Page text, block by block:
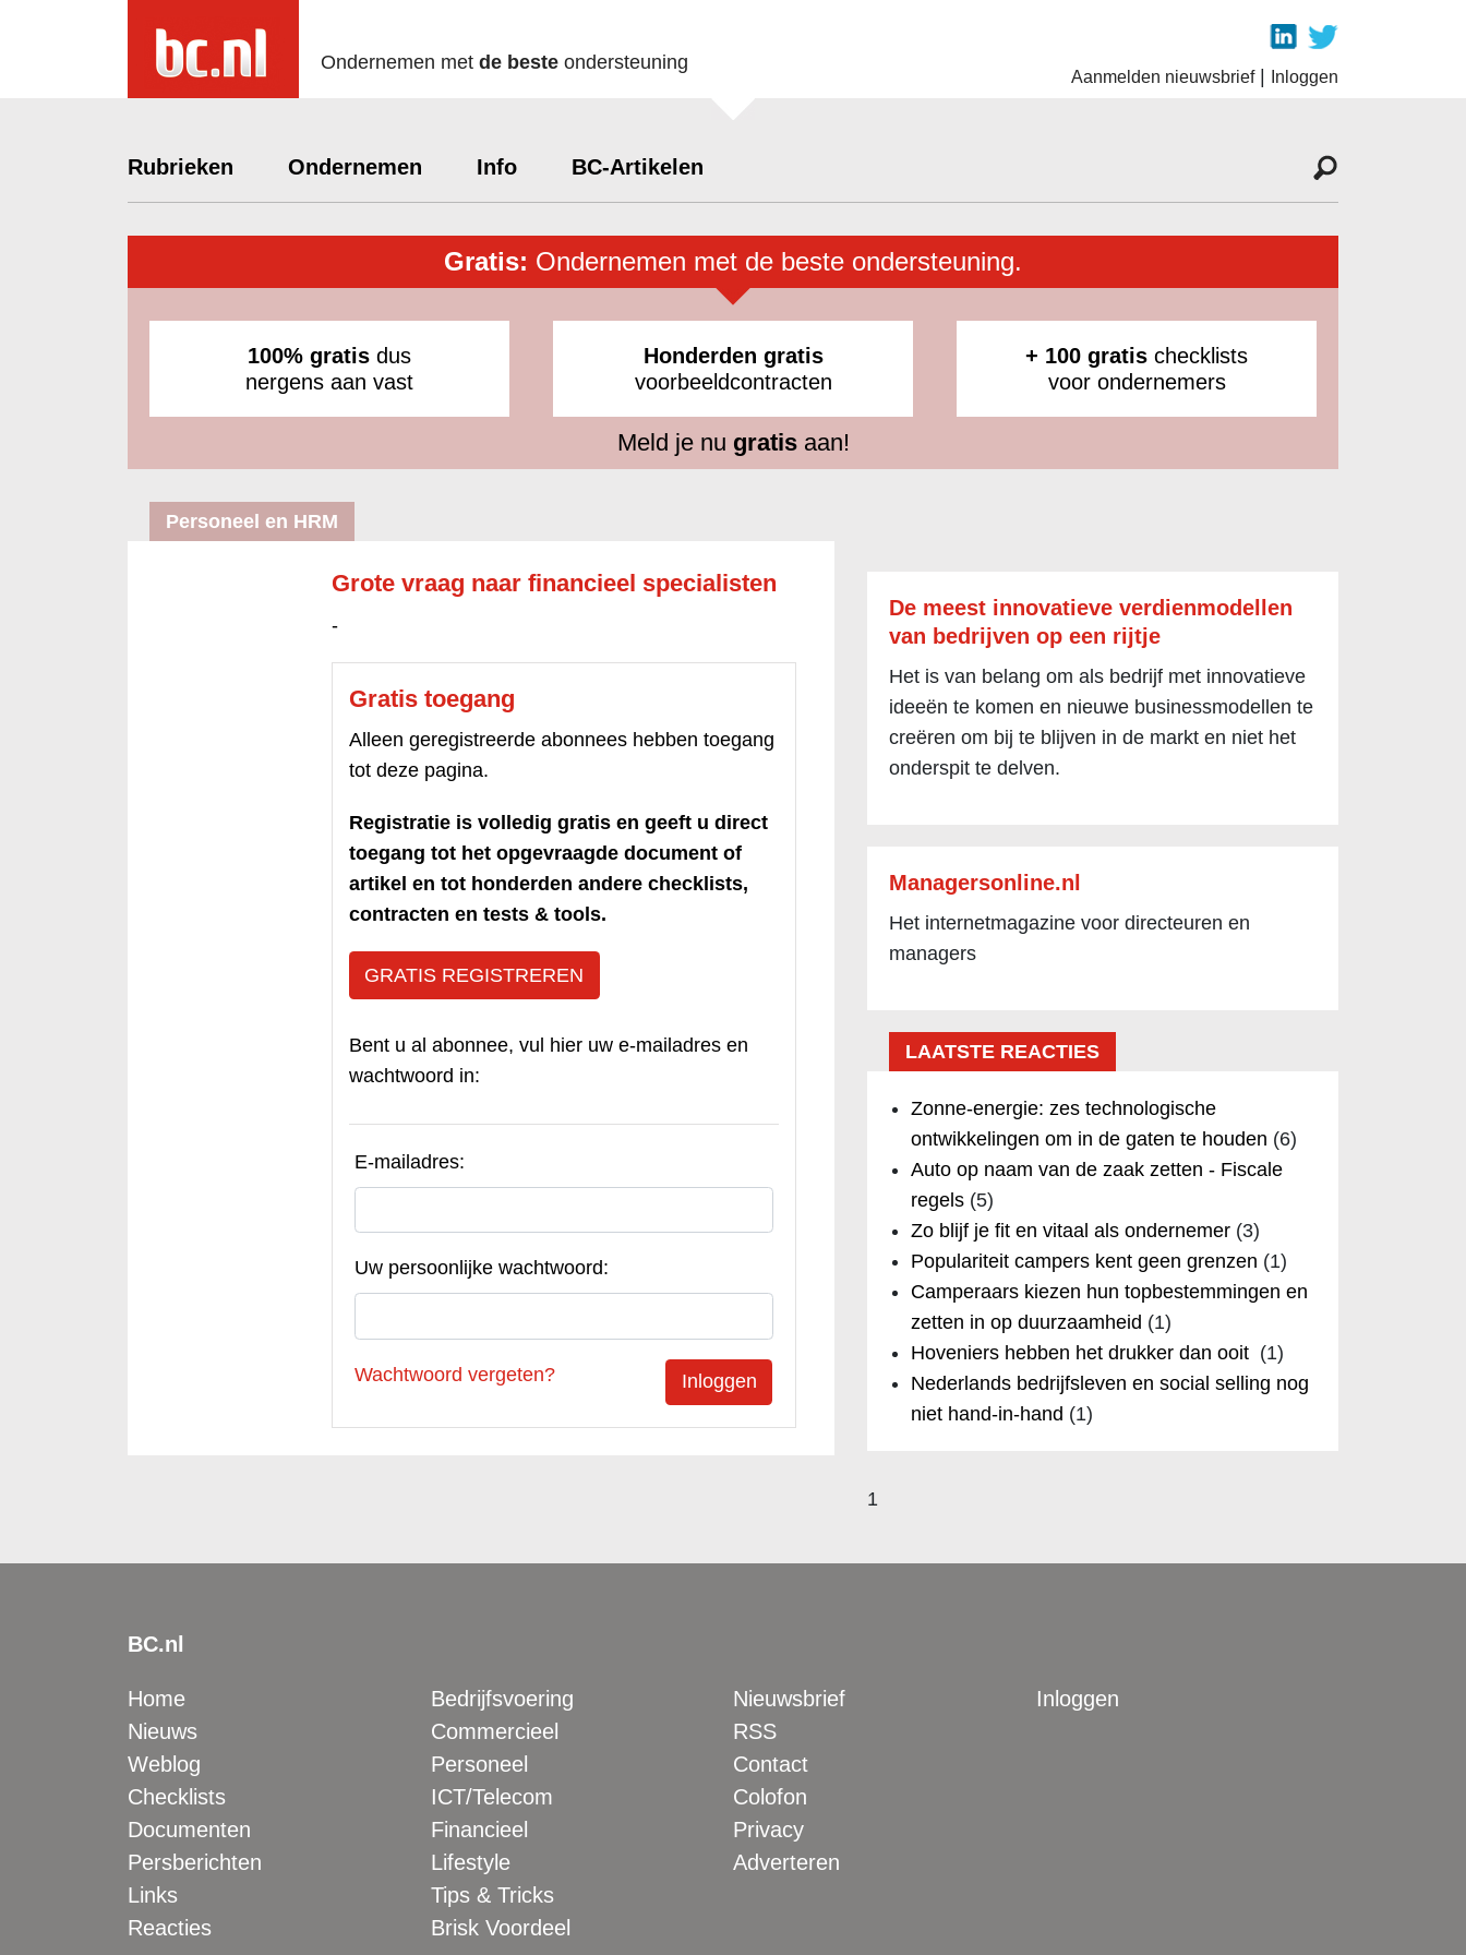
Ondernemen met de beste ondersteuning
Aanmelden nieuwsbrief| Inloggen
Rubrieken Ondernemen Info BC-Artikelen
Gratis: Ondernemen met de beste ondersteuning.
100% gratis dus
nergens aan vast
Honderden gratis
voorbeeldcontracten
+ 100 gratis checklists
voor ondernemers
Meld je nu gratisaan!
Personeel en HRM
Grote vraag naar financieel specialisten
-
Gratis toegang
Alleen geregistreerde abonnees hebben toegang
tot deze pagina.
Registratie is volledig gratis en geeft u direct
toegang tot het opgevraagde document of
artikel en tot honderden andere checklists,
contracten en tests & tools.
GRATIS REGISTREREN
Bent u al abonnee, vul hier uw e-mailadres en
wachtwoord in:
E-mailadres:
Uw persoonlijke wachtwoord:
Wachtwoord vergeten?
De meest innovatieve verdienmodellen
van bedrijven op een rijtje
Het is van belang om als bedrijf met innovatieve
ideeën te komen en nieuwe businessmodellen te
creëren om bij te blijven in de markt en niet het
onderspit te delven.
Managersonline.nl
Het internetmagazine voor directeuren en
managers
LAATSTE REACTIES
Zonne-energie: zes technologische
ontwikkelingen om in de gaten te houden (6)
Auto op naam van de zaak zetten - Fiscale
regels(5)
Zo blijf je fit en vitaal als ondernemer(3)
Populariteit campers kent geen grenzen (1)
Camperaars kiezen hun topbestemmingen en
zetten in op duurzaamheid (1)
Hoveniers hebben het drukker dan ooit (1)
Nederlands bedrijfsleven en social selling nog
niet hand-in-hand (1)
1
BC.nl
Home
Nieuws
Weblog
Checklists
Documenten
Persberichten
Links
Reacties
Bedrijfsvoering
Commercieel
Personeel
ICT/Telecom
Financieel
Lifestyle
Tips & Tricks
Brisk Voordeel
Nieuwsbrief
RSS
Contact
Colofon
Privacy
Adverteren
Inloggen